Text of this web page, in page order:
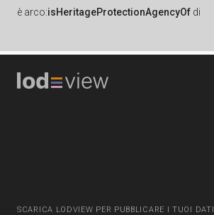
è arco:isHeritageProtectionAgencyOf di
SCARICA LODVIEW PER PUBBLICARE I TUOI DATI